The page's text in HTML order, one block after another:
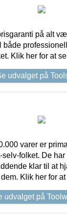
på alt
både
Klik her for at
udvalget på
varer er
selv-folket. De
klar til at
Klik her for
udvalget på